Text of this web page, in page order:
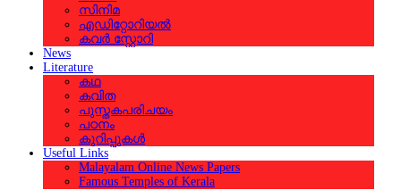
സിനിമ
എഡിറ്റോറിയല്‍
കവര്‍ സ്റ്റോറി
News
Literature
കഥ
കവിത
പുസ്തകപരിചയം
പഠനം
കുറിപ്പുകള്‍
Useful Links
Malayalam Online News Papers
Famous Temples of Kerala